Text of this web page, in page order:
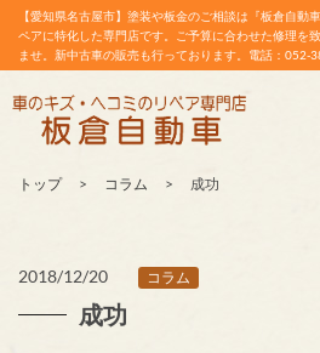
【愛知県名古屋市】塗装や板金のご相談は『板倉自動
ペアに特化した専門店です。ご予算に合わせた修理を
ませ。新中古車の販売も行っております。電話：
トップ コラム 成功
2018/12/20 コラム
成功